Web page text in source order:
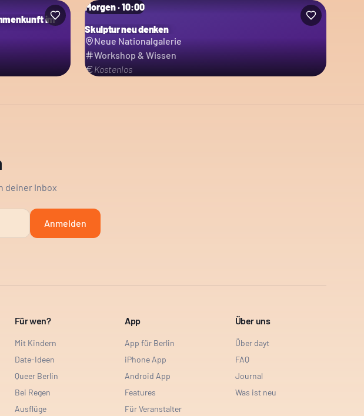
im
Morgen · 10:00
Skulptur neu denken
Neue Nationalgalerie
Workshop & Wissen
Kostenlos
deiner Inbox
Anmelden
Für wen?
Mit Kindern
Date-Ideen
Queer Berlin
Bei Regen
Ausflüge
App
App für Berlin
iPhone App
Android App
Features
Für Veranstalter
Über uns
Über dayt
FAQ
Journal
Was ist neu